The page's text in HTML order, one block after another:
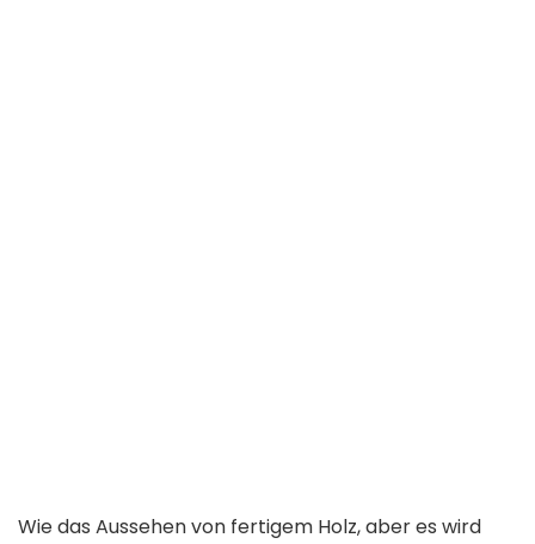
Wie das Aussehen von fertigem Holz, aber es wird